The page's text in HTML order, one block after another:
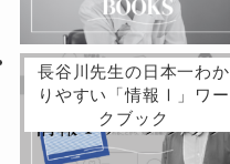
長谷川先生の日本一わか
りやすい「情報Ⅰ」ワー
クブック